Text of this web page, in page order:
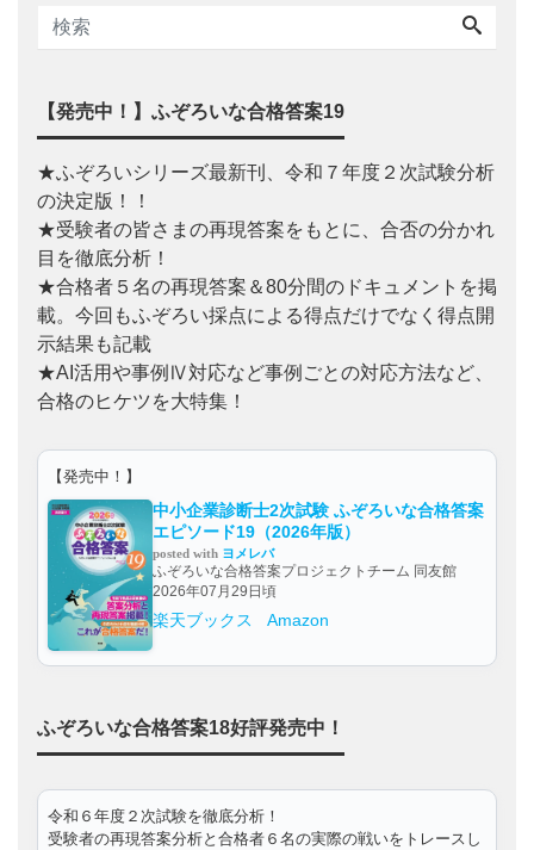
【発売中！】ふぞろいな合格答案19
★ふぞろいシリーズ最新刊、令和７年度２次試験分析
の決定版！！
★受験者の皆さまの再現答案をもとに、合否の分かれ
目を徹底分析！
★合格者５名の再現答案＆80分間のドキュメントを掲
載。今回もふぞろい採点による得点だけでなく得点開
示結果も記載
★AI活用や事例Ⅳ対応など事例ごとの対応方法など、
合格のヒケツを大特集！
【発売中！】
中小企業診断士2次試験 ふぞろいな合格答案
エピソード19（2026年版）
posted with ヨメレバ
ふぞろいな合格答案プロジェクトチーム 同友館
2026年07月29日頃
楽天ブックス Amazon
ふぞろいな合格答案18好評発売中！
令和６年度２次試験を徹底分析！
受験者の再現答案分析と合格者６名の実際の戦いをトレースし